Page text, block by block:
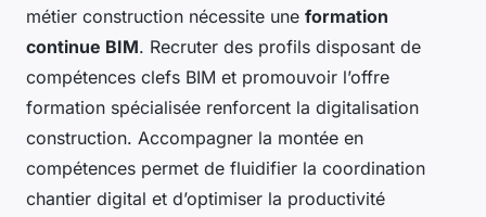
métier construction nécessite une formation
continue BIM. Recruter des profils disposant de
compétences clefs BIM et promouvoir l’offre
formation spécialisée renforcent la digitalisation
construction. Accompagner la montée en
compétences permet de fluidifier la coordination
chantier digital et d’optimiser la productivité